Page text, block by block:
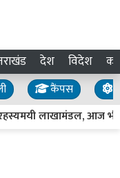
देश विदेश
कैंपस
लाखामंडल, आज भी